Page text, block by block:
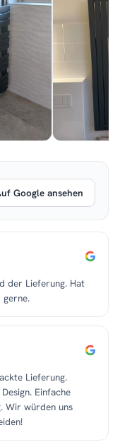
Google ansehen
der Lieferung. Hat
Lieferung.
Einfache
Wir würden uns